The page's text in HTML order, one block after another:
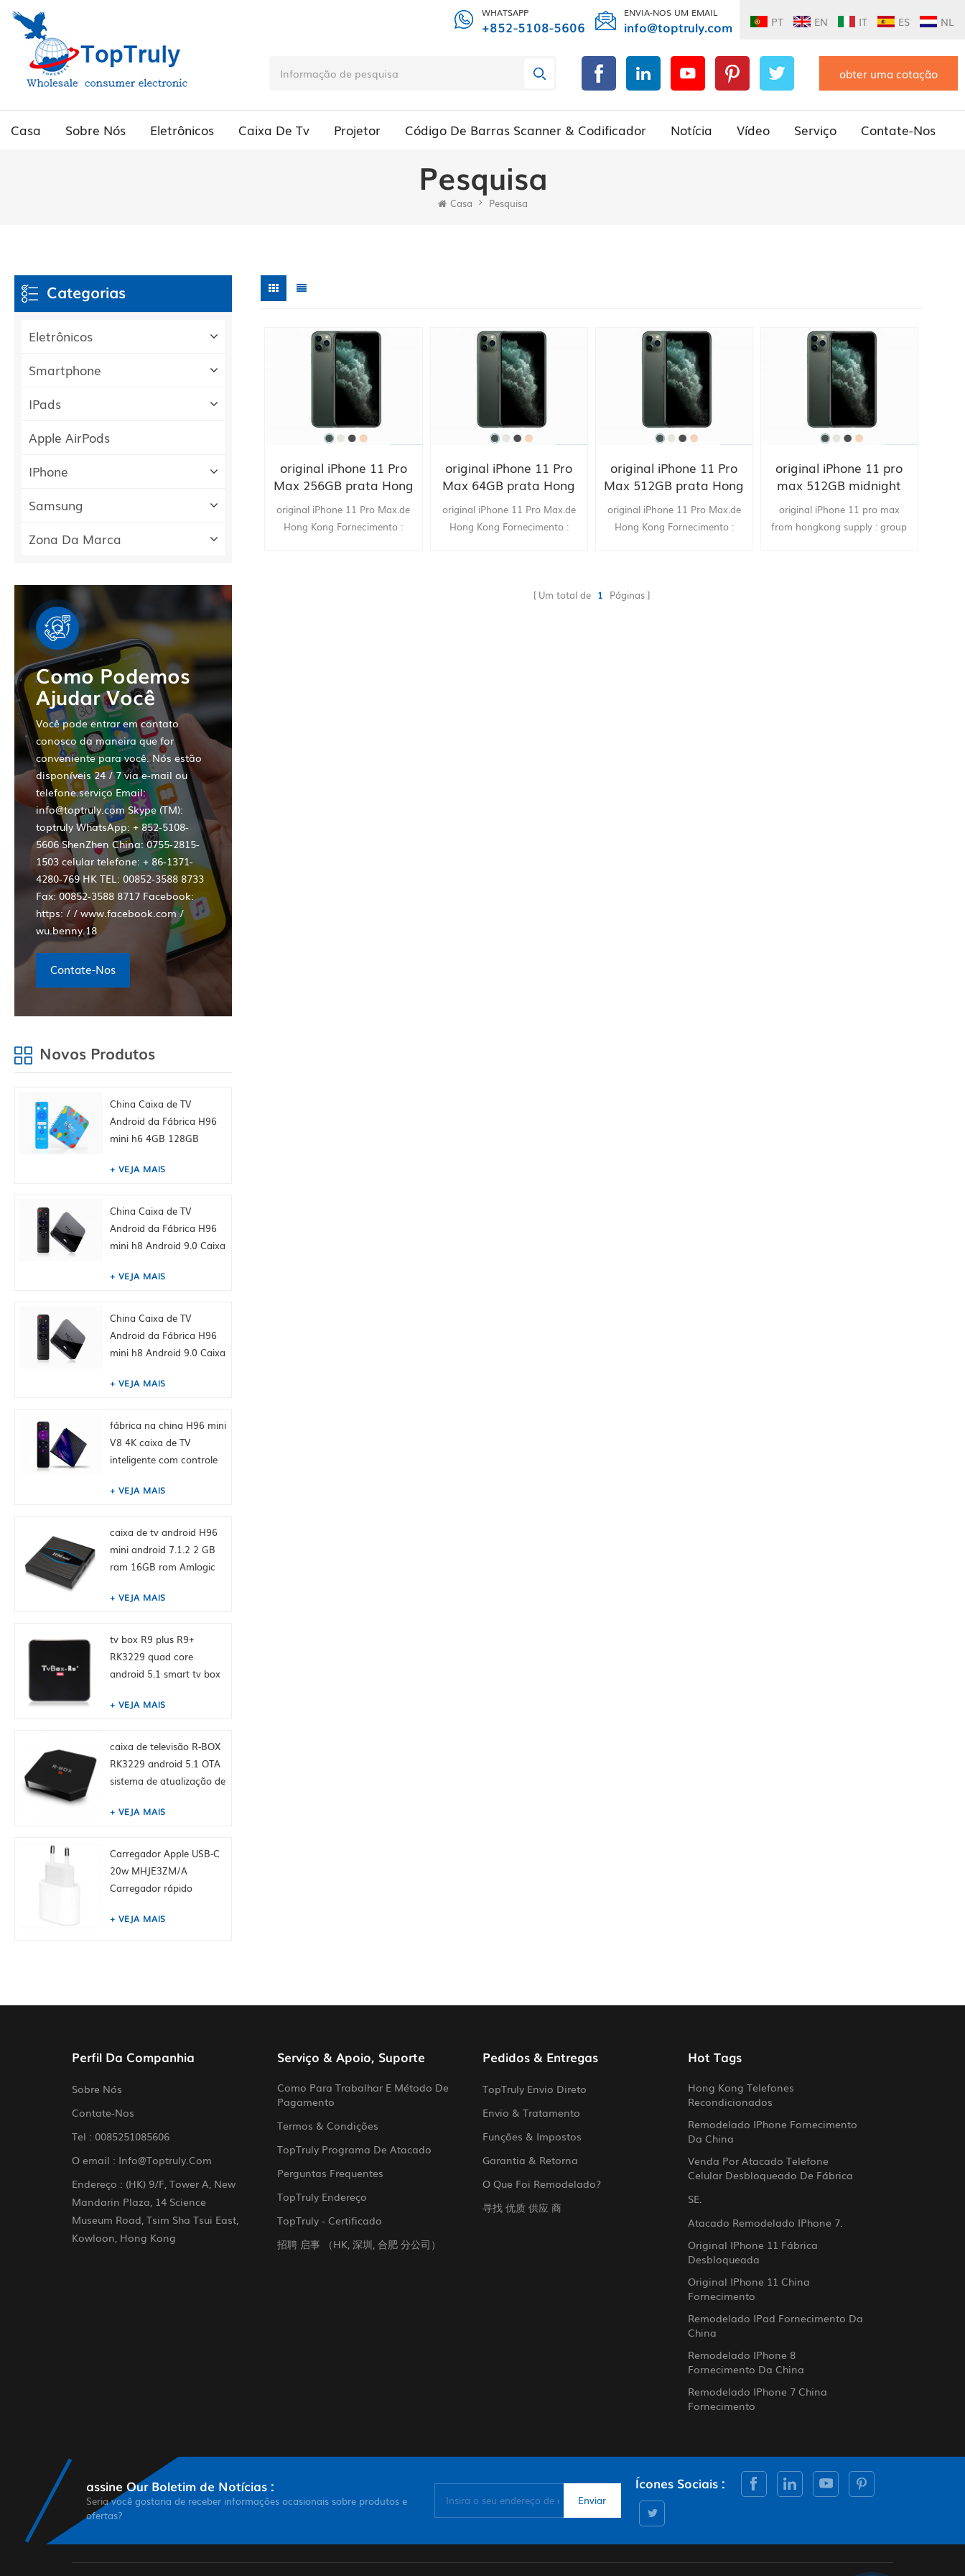
PT EN IT ES NL
WHATSAPP
+852-5108-5606
ENVIA-NOS UM EMAIL
info@toptruly.com
obter uma cotação
Casa Sobre Nós Eletrônicos Caixa De Tv Projetor Código De Barras Scanner & Codificador Notícia Vídeo Serviço Contate-Nos
Pesquisa
Casa Pesquisa
original iPhone 11 Pro
Max 256GB prata Hong
Kong fornecer
vendedor da China
original iPhone 11 Pro Max.de
Hong Kong Fornecimento :
original iPhone 11 Pro
Max 64GB prata Hong
Kong fornecer
vendedor da China
original iPhone 11 Pro Max.de
Hong Kong Fornecimento :
original iPhone 11 Pro
Max 512GB prata Hong
Kong fornecer
vendedor da China
original iPhone 11 Pro Max.de
Hong Kong Fornecimento :
original iPhone 11 pro
max 512GB midnight
green hongkong supply
china seller
original iPhone 11 pro max
from hongkong supply : group
Um total de 1 Páginas
Categorias
Eletrônicos
Smartphone
IPads
Apple AirPods
IPhone
Samsung
Zona Da Marca
Como Podemos
Ajudar Você
Você pode entrar em contato
conosco da maneira que for
conveniente para você. Nós estão
disponíveis 24 / 7 via e-mail ou
telefone.serviço Email:
info@toptruly.com Skype (TM):
toptruly WhatsApp: + 852-5108-
5606 ShenZhen China: 0755-2815-
1503 celular telefone: + 86-1371-
4280-769 HK TEL: 00852-3588 8733
Fax: 00852-3588 8717 Facebook:
https: / / www.facebook.com /
wu.benny.18
Contate-Nos
Novos Produtos
China Caixa de TV
Android da Fábrica H96
mini h6 4GB 128GB
Quad Núcleo 6K H265
topo, embutido Tiktok
China fábrica hk
fornecem
VEJA MAIS
China Caixa de TV
Android da Fábrica H96
mini h8 Android 9.0 Caixa
WiFi 2.4 / 5.0g BT4.0, 1GB
China fábrica hk
fornecem
VEJA MAIS
China Caixa de TV
Android da Fábrica H96
mini h8 Android 9.0 Caixa
WiFi 2.4 / 5.0g BT4.0, 2GB
China fábrica hk
fornecem
VEJA MAIS
fábrica na china H96 mini
V8 4K caixa de TV
inteligente com controle
RK3228A Quad-core
integrado TikTok
VEJA MAIS
caixa de tv android H96
mini android 7.1.2 2 GB
ram 16GB rom Amlogic
VEJA MAIS
tv box R9 plus R9+
RK3229 quad core
android 5.1 smart tv box
VEJA MAIS
caixa de televisão R-BOX
RK3229 android 5.1 OTA
sistema de atualização de
VEJA MAIS
Carregador Apple USB-C
20w MHJE3ZM/A
Carregador rápido
VEJA MAIS
Perfil Da Companhia
Sobre Nós
Contate-Nos
Tel : 0085251085606
O email : Info@toptruly.com
Endereço : (HK) 9/F, Tower A, New
Mandarin Plaza, 14 Science
Museum Road, Tsim Sha Tsui East,
Kowloon, Hong Kong
Serviço & Apoio, Suporte
Como Para Trabalhar E Método De
Pagamento
Termos & Condições
TopTruly Programa De Atacado
Perguntas Frequentes
TopTruly Endereço
TopTruly - Certificado
招聘 启事 （HK, 深圳, 合肥 分公司）
Pedidos & Entregas
TopTruly Envio Direto
Envio & Tratamento
Funções & Impostos
Garantia & Retorna
O Que Foi Remodelado?
寻找 优质 供应 商
Hot Tags
Hong Kong Telefones
Recondicionados
Remodelado IPhone Fornecimento
Da China
Venda Por Atacado Telefone
Celular Desbloqueado De Fábrica
SE.
Atacado Remodelado IPhone 7.
Original IPhone 11 Fábrica
Desbloqueada
Original IPhone 11 China
Fornecimento
Remodelado IPad Fornecimento Da
China
Remodelado IPhone 8
Fornecimento Da China
Remodelado IPhone 7 China
Fornecimento
assine Our Boletim de Notícias :
Seria você gostaria de receber informações ocasionais sobre produtos e
ofertas?
Ícones Sociais :